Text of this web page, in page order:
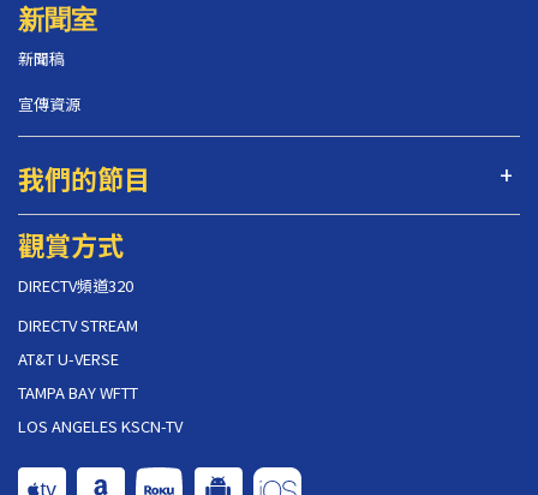
新聞室
新聞稿
宣傳資源
我們的節目
觀賞方式
DIRECTV頻道320
DIRECTV STREAM
AT&T U-VERSE
TAMPA BAY WFTT
LOS ANGELES KSCN-TV